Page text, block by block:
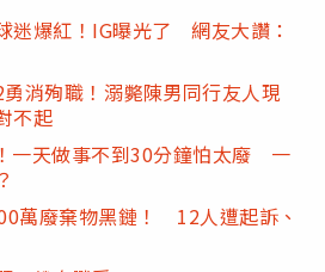
迷爆紅！IG曝光了 網友大讚：
消殉職！溺斃陳男同行友人現
不起
一天做事不到30分鐘怕太廢 一
萬廢棄物黑鏈！ 12人遭起訴、